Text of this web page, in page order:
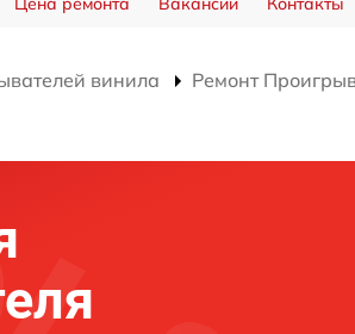
винила
Ремонт